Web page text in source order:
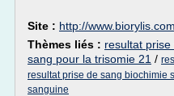
Site : http://www.biorylis.com
Thèmes liés : resultat prise
sang pour la trisomie 21 /
resultat prise de sang biochimie
sanguine